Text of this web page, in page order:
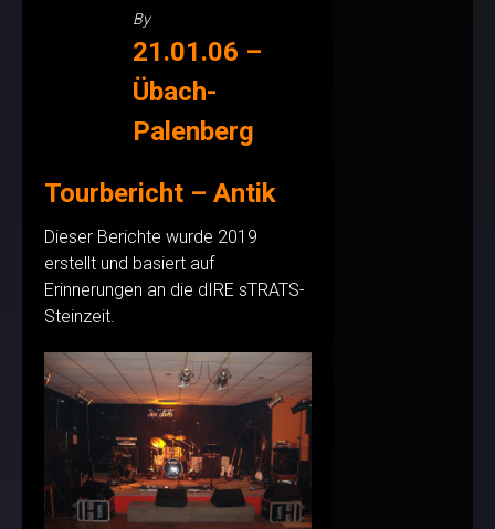
By
21.01.06 –
Übach-
Palenberg
Tourbericht – Antik
Dieser Berichte wurde 2019
erstellt und basiert auf
Erinnerungen an die dIRE sTRATS-
Steinzeit.